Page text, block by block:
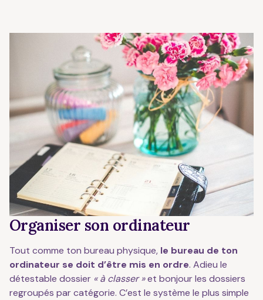
Organiser son ordinateur
Tout comme ton bureau physique, le bureau de ton
ordinateur se doit d’être mis en ordre. Adieu le
détestable dossier « à classer »et bonjour les dossiers
regroupés par catégorie. C’est le système le plus simple